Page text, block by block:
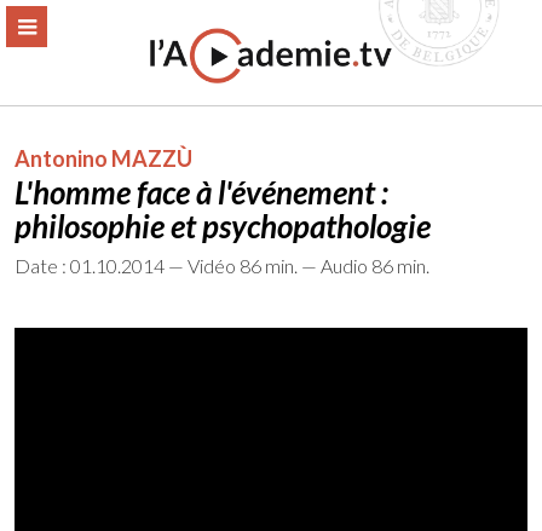
Aller
MENU
Antonino MAZZÙ
L'homme face à l'événement :
philosophie et psychopathologie
Date : 01.10.2014 — Vidéo 86 min. — Audio 86 min.